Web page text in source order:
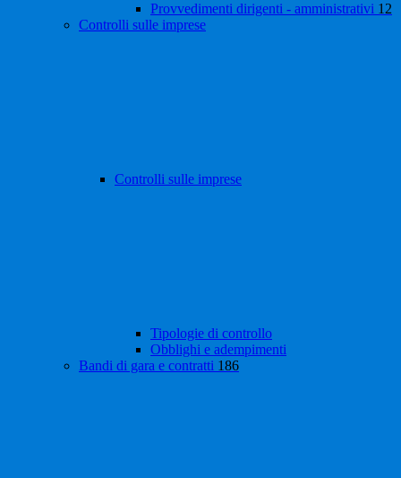
Provvedimenti dirigenti - amministrativi 12
Controlli sulle imprese
Controlli sulle imprese
Tipologie di controllo
Obblighi e adempimenti
Bandi di gara e contratti 186